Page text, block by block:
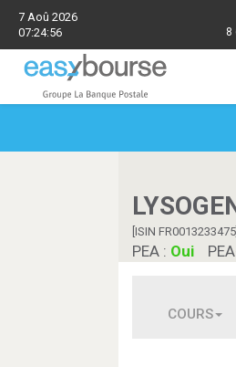
7 Aoû 2026
07:24:56
8
[ISIN FR0013233475]
PEA : Oui
COURS